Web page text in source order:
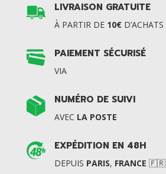
LIVRAISON GRATUITE
À PARTIR DE 10€ D’ACHATS
PAIEMENT SÉCURISÉ
VIA
NUMÉRO DE SUIVI
AVEC LA POSTE
EXPÉDITION EN 48H
DEPUIS PARIS, FRANCE 🇫🇷